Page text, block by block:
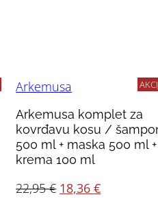
Arkemusa
Arkemusa komplet za
kovrđavu kosu /
500 ml + maska 500 ml +
krema 100 ml
22,95€ Izvorna
18,36€Trenutna